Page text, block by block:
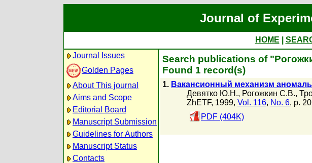
Journal of
HOME
Journal Issues
Golden Pages
About This journal
Aims and Scope
Editorial Board
Manuscript Submission
Guidelines for Authors
Manuscript Status
Contacts
Search publications of
Found 1 record(s)
1. Вакансионный механизм
Девятко Ю.Н., Рогожкин С.В.,
ZhETF, 1999, Vol. 116, No. 6, p.
PDF (404K)